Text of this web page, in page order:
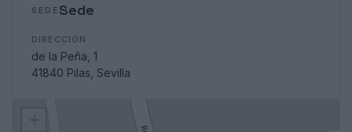
SEDE Sede
DIRECCIÓN
de la Peña, 1
41840 Pilas, Sevilla